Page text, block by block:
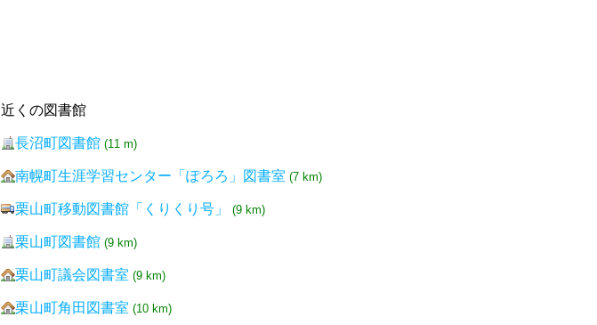
近くの図書館
長沼町図書館 (11 m)
南幌町生涯学習センター「ぽろろ」図書室 (7 km)
栗山町移動図書館「くりくり号」 (9 km)
栗山町図書館 (9 km)
栗山町議会図書室 (9 km)
栗山町角田図書室 (10 km)